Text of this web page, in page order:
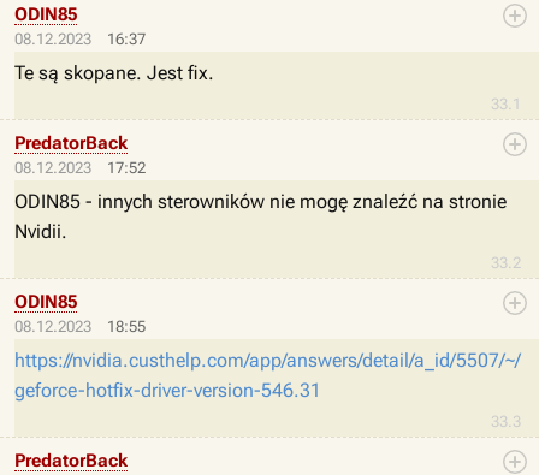
08.12.2023 16:37
33.1
ODIN85
Te są skopane. Jest fix.
08.12.2023 17:52
33.2
PredatorBack
ODIN85 - innych sterowników nie mogę znaleźć na stronie
Nvidii.
08.12.2023 18:55
33.3
ODIN85
https://nvidia.custhelp.com/app/answers/detail/a_id/5507/~/
geforce-hotfix-driver-version-546.31
PredatorBack